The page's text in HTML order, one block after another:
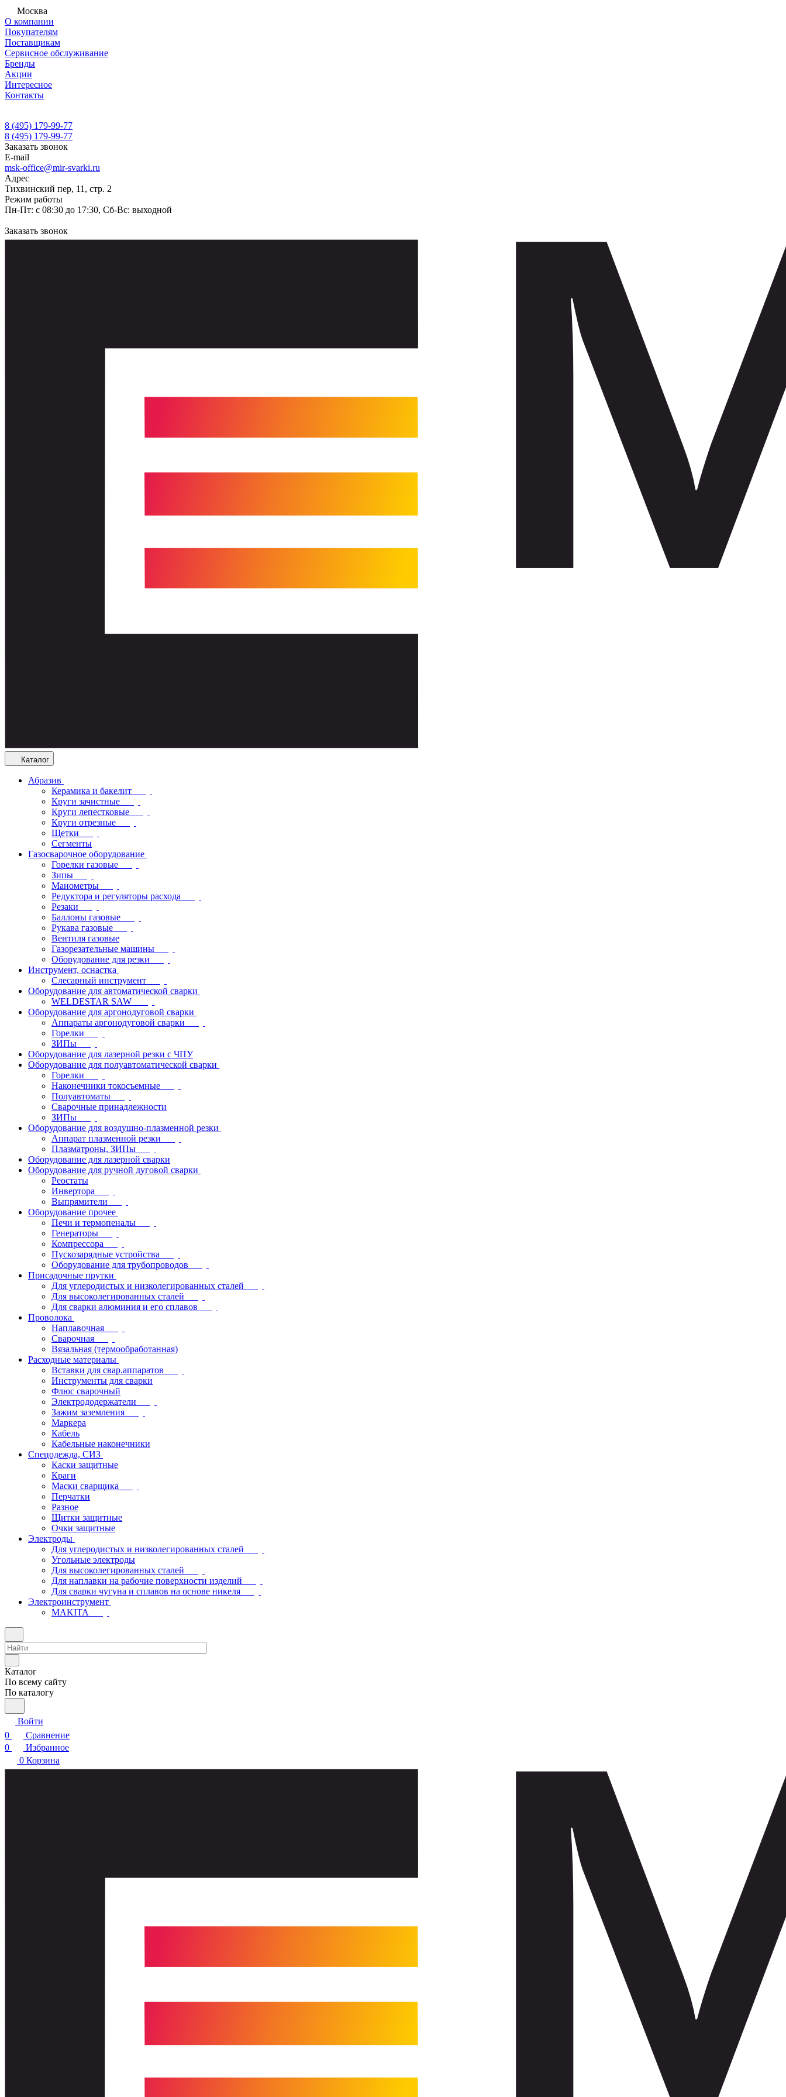
Москва
О компании
Покупателям
Поставщикам
Сервисное обслуживание
Бренды
Акции
Интересное
Контакты
8 (495) 179-99-77
8 (495) 179-99-77
Заказать звонок
E-mail
msk-office@mir-svarki.ru
Адрес
Тихвинский пер, 11, стр. 2
Режим работы
Пн-Пт: с 08:30 до 17:30, Сб-Вс: выходной
Заказать звонок
Каталог
Абразив
Керамика и бакелит
Круги зачистные
Круги лепестковые
Круги отрезные
Щетки
Сегменты
Газосварочное оборудование
Горелки газовые
Зипы
Манометры
Редуктора и регуляторы расхода
Резаки
Баллоны газовые
Рукава газовые
Вентиля газовые
Газорезательные машины
Оборудование для резки
Инструмент, оснастка
Слесарный инструмент
Оборудование для автоматической сварки
WELDESTAR SAW
Оборудование для аргонодуговой сварки
Аппараты аргонодуговой сварки
Горелки
ЗИПы
Оборудование для лазерной резки с ЧПУ
Оборудование для полуавтоматической сварки
Горелки
Наконечники токосъемные
Полуавтоматы
Сварочные принадлежности
ЗИПы
Оборудование для воздушно-плазменной резки
Аппарат плазменной резки
Плазматроны, ЗИПы
Оборудование для лазерной сварки
Оборудование для ручной дуговой сварки
Реостаты
Инвертора
Выпрямители
Оборудование прочее
Печи и термопеналы
Генераторы
Компрессора
Пускозарядные устройства
Оборудование для трубопроводов
Присадочные прутки
Для углеродистых и низколегированных сталей
Для высоколегированных сталей
Для сварки алюминия и его сплавов
Проволока
Наплавочная
Сварочная
Вязальная (термообработанная)
Расходные материалы
Вставки для свар.аппаратов
Инструменты для сварки
Флюс сварочный
Электрододержатели
Зажим заземления
Маркера
Кабель
Кабельные наконечники
Спецодежда, СИЗ
Каски защитные
Краги
Маски сварщика
Перчатки
Разное
Щитки защитные
Очки защитные
Электроды
Для углеродистых и низколегированных сталей
Угольные электроды
Для высоколегированных сталей
Для наплавки на рабочие поверхности изделий
Для сварки чугуна и сплавов на основе никеля
Электроинструмент
МAKITA
Каталог
По всему сайту
По каталогу
Войти
0
Сравнение
0
Избранное
0 Корзина